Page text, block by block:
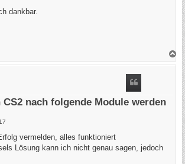
dankbar.
N
CS2 nach folgende Module werden
vermelden, alles funktioniert
Lösung kann ich nicht genau sagen, jedoch